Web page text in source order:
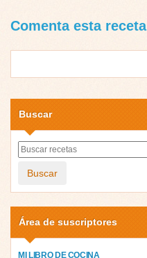
Comenta esta receta
Buscar
Buscar
Área de suscriptores
MI LIBRO DE COCINA